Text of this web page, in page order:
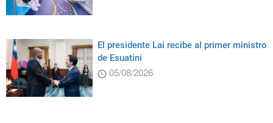
El presidente Lai recibe al primer ministro
de Esuatini
05/08/2026